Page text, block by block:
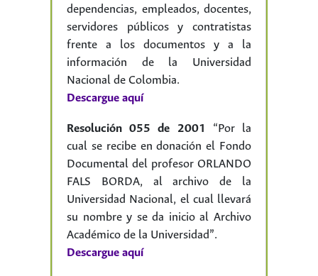
dependencias, empleados, docentes,
servidores públicos y contratistas
frente a los documentos y a la
información de la Universidad
Nacional de Colombia.
Descargue aquí
Resolución 055 de 2001 “Por la
cual se recibe en donación el Fondo
Documental del profesor ORLANDO
FALS BORDA, al archivo de la
Universidad Nacional, el cual llevará
su nombre y se da inicio al Archivo
Académico de la Universidad”.
Descargue aquí